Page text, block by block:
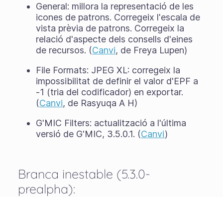
General: millora la representació de les
icones de patrons. Corregeix l'escala de
vista prèvia de patrons. Corregeix la
relació d'aspecte dels consells d'eines
de recursos. (Canvi, de Freya Lupen)
File Formats: JPEG XL: corregeix la
impossibilitat de definir el valor d'EPF a
-1 (tria del codificador) en exportar.
(Canvi, de Rasyuqa A H)
G'MIC Filters: actualització a l'última
versió de G'MIC, 3.5.0.1. (Canvi)
Branca inestable (5.3.0-
prealpha):